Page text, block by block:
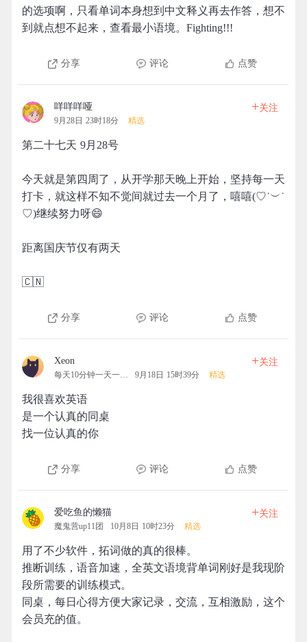
的选项啊，只看单词本身想到中文释义再去作答，想不
到就点想不起来，查看最小语境。Fighting!!!
分享 评论 点赞
咩咩咩哑
9月28日 23时18分 精选
+关注
第二十七天 9月28号
今天就是第四周了，从开学那天晚上开始，坚持每一天
打卡，就这样不知不觉间就过去一个月了，嘻嘻(♡˙︶˙
♡)继续努力呀😄
距离国庆节仅有两天
🇨🇳
分享 评论 点赞
Xeon
每天10分钟一天一清人 9月18日 15时39分 精选
+关注
我很喜欢英语
是一个认真的同桌
找一位认真的你
分享 评论 点赞
爱吃鱼的懒猫
魔鬼营up11团 10月8日 10时23分 精选
+关注
用了不少软件，拓词做的真的很棒。
推断训练，语音加速，全英文语境背单词刚好是我现阶
段所需要的训练模式。
同桌，每日心得方便大家记录，交流，互相激励，这个
会员充的值。